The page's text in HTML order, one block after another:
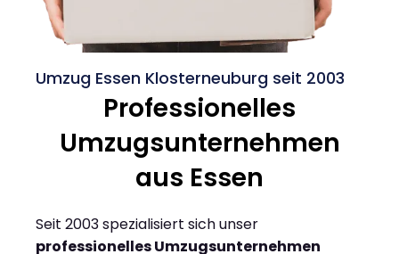
Umzug Essen Klosterneuburg seit 2003
Professionelles
Umzugsunternehmen
aus Essen
Seit 2003 spezialisiert sich unser
professionelles Umzugsunternehmen